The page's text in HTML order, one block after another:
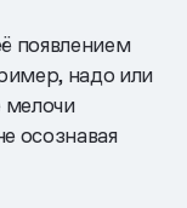
появлением
надо или
мелочи
осознавая